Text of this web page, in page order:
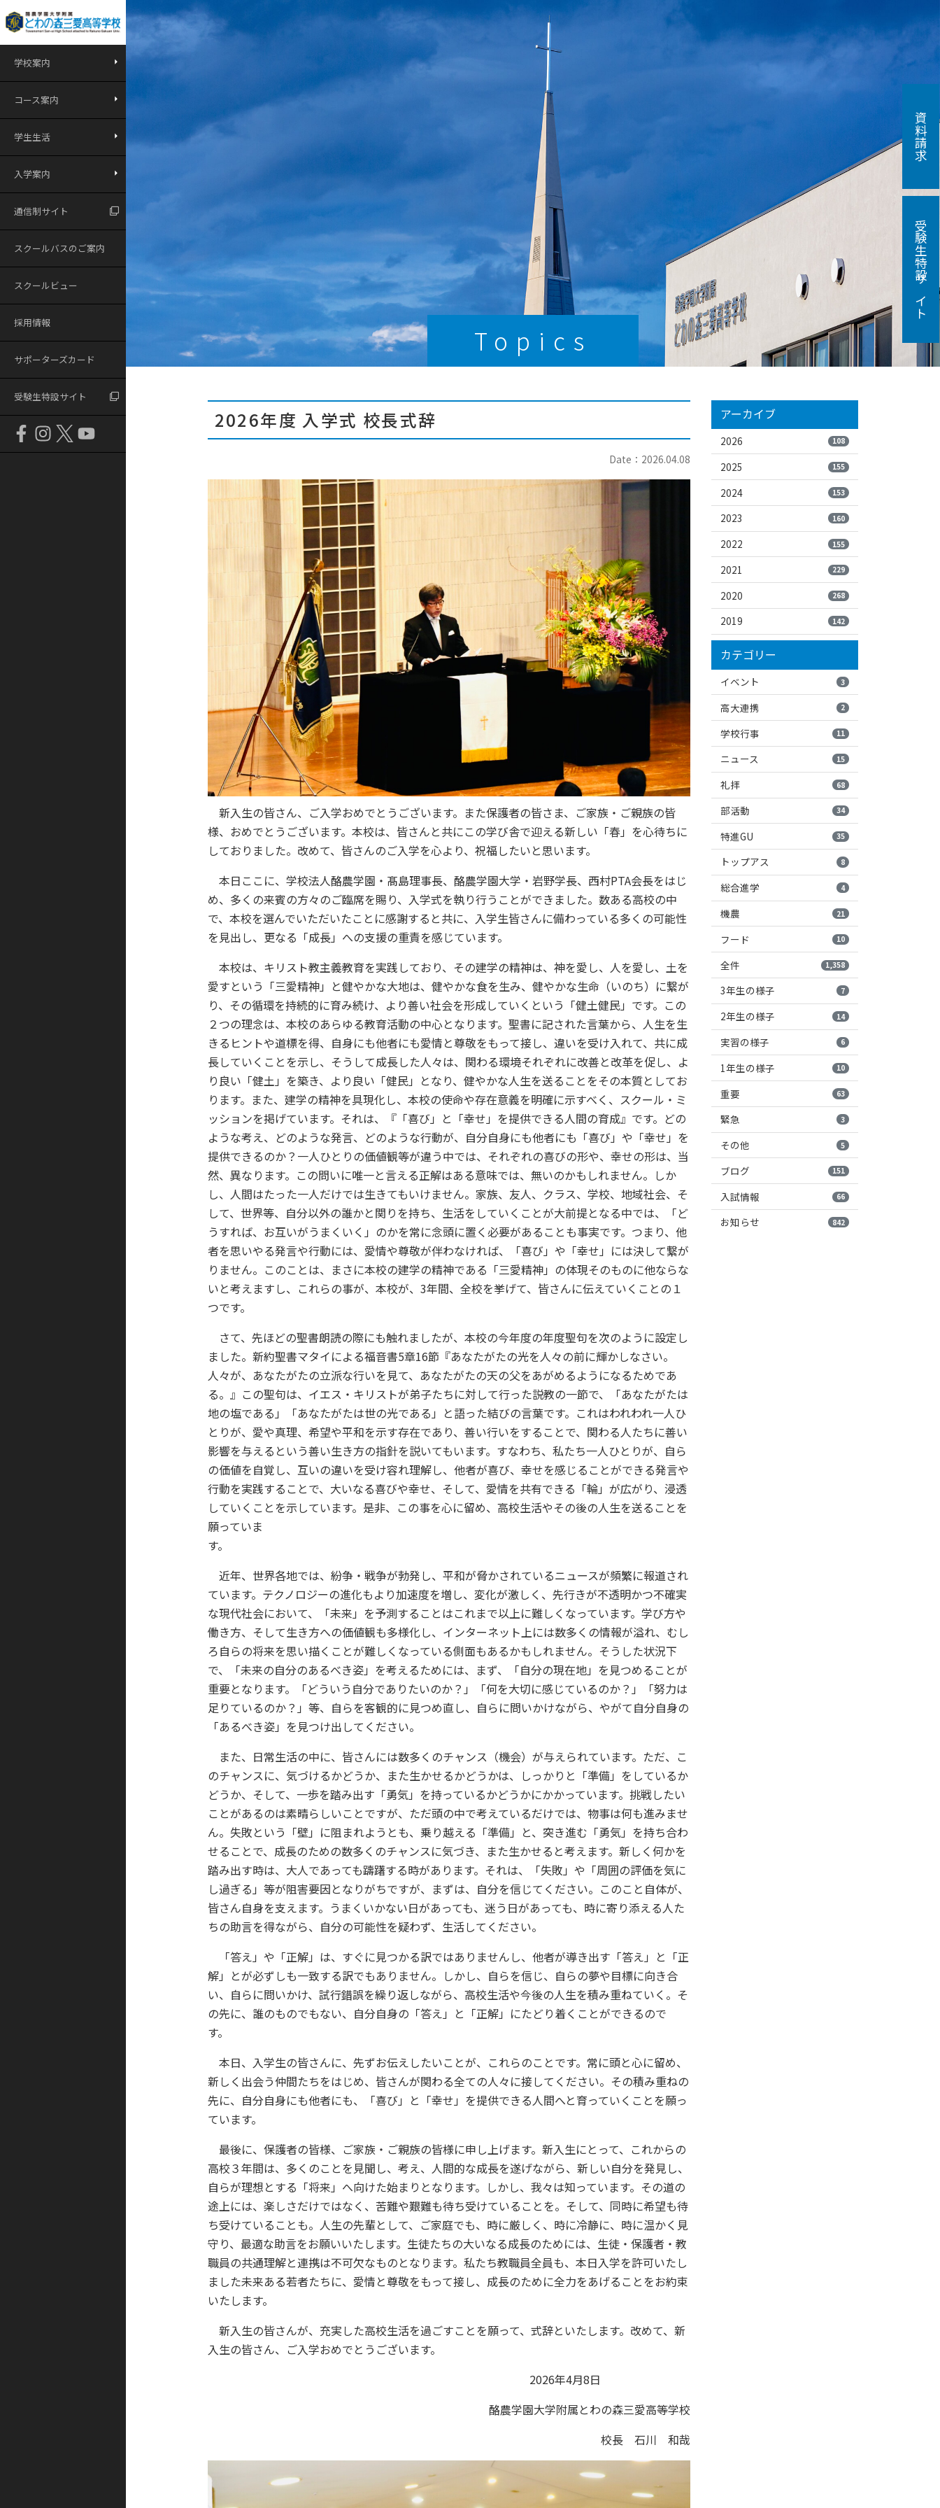
学校案内
コース案内
学生生活
入学案内
通信制サイト
スクールバスのご案内
スクールビュー
採用情報
サポーターズカード
受験生特設サイト
Topics
2026年度 入学式 校長式辞
Date：2026.04.08
新入生の皆さん、ご入学おめでとうございます。また保護者の皆さま、ご家族・ご親族の皆
様、おめでとうございます。本校は、皆さんと共にこの学び舎で迎える新しい「春」を心待ちに
しておりました。改めて、皆さんのご入学を心より、祝福したいと思います。
本日ここに、学校法人酪農学園・髙島理事長、酪農学園大学・岩野学長、西村PTA会長をはじ
め、多くの来賓の方々のご臨席を賜り、入学式を執り行うことができました。数ある高校の中
で、本校を選んでいただいたことに感謝すると共に、入学生皆さんに備わっている多くの可能性
を見出し、更なる「成長」への支援の重責を感じています。
本校は、キリスト教主義教育を実践しており、その建学の精神は、神を愛し、人を愛し、土を
愛すという「三愛精神」と健やかな大地は、健やかな食を生み、健やかな生命（いのち）に繋が
り、その循環を持続的に育み続け、より善い社会を形成していくという「健土健民」です。この
２つの理念は、本校のあらゆる教育活動の中心となります。聖書に記された言葉から、人生を生
きるヒントや道標を得、自身にも他者にも愛情と尊敬をもって接し、違いを受け入れて、共に成
長していくことを示し、そうして成長した人々は、関わる環境それぞれに改善と改革を促し、よ
り良い「健土」を築き、より良い「健民」となり、健やかな人生を送ることをその本質としてお
ります。また、建学の精神を具現化し、本校の使命や存在意義を明確に示すべく、スクール・ミ
ッションを掲げています。それは、『「喜び」と「幸せ」を提供できる人間の育成』です。どの
ような考え、どのような発言、どのような行動が、自分自身にも他者にも「喜び」や「幸せ」を
提供できるのか？一人ひとりの価値観等が違う中では、それぞれの喜びの形や、幸せの形は、当
然、異なります。この問いに唯一と言える正解はある意味では、無いのかもしれません。しか
し、人間はたった一人だけでは生きてもいけません。家族、友人、クラス、学校、地域社会、そ
して、世界等、自分以外の誰かと関りを持ち、生活をしていくことが大前提となる中では、「ど
うすれば、お互いがうまくいく」のかを常に念頭に置く必要があることも事実です。つまり、他
者を思いやる発言や行動には、愛情や尊敬が伴わなければ、「喜び」や「幸せ」には決して繋が
りません。このことは、まさに本校の建学の精神である「三愛精神」の体現そのものに他ならな
いと考えますし、これらの事が、本校が、3年間、全校を挙げて、皆さんに伝えていくことの１
つです。
さて、先ほどの聖書朗読の際にも触れましたが、本校の今年度の年度聖句を次のように設定し
ました。新約聖書マタイによる福音書5章16節『あなたがたの光を人々の前に輝かしなさい。
人々が、あなたがたの立派な行いを見て、あなたがたの天の父をあがめるようになるためであ
る。』この聖句は、イエス・キリストが弟子たちに対して行った説教の一節で、「あなたがたは
地の塩である」「あなたがたは世の光である」と語った結びの言葉です。これはわれわれ一人ひ
とりが、愛や真理、希望や平和を示す存在であり、善い行いをすることで、関わる人たちに善い
影響を与えるという善い生き方の指針を説いてもいます。すなわち、私たち一人ひとりが、自ら
の価値を自覚し、互いの違いを受け容れ理解し、他者が喜び、幸せを感じることができる発言や
行動を実践することで、大いなる喜びや幸せ、そして、愛情を共有できる「輪」が広がり、浸透
していくことを示しています。是非、この事を心に留め、高校生活やその後の人生を送ることを
願っていま
す
近年、世界各地では、紛争・戦争が勃発し、平和が脅かされているニュースが頻繁に報道され
ています。テクノロジーの進化もより加速度を増し、変化が激しく、先行きが不透明かつ不確実
な現代社会において、「未来」を予測することはこれまで以上に難しくなっています。学び方や
働き方、そして生き方への価値観も多様化し、インターネット上には数多くの情報が溢れ、むし
ろ自らの将来を思い描くことが難しくなっている側面もあるかもしれません。そうした状況下
で、「未来の自分のあるべき姿」を考えるためには、まず、「自分の現在地」を見つめることが
重要となります。「どういう自分でありたいのか？」「何を大切に感じているのか？」「努力は
足りているのか？」等、自らを客観的に見つめ直し、自らに問いかけながら、やがて自分自身の
「あるべき姿」を見つけ出してください。
また、日常生活の中に、皆さんには数多くのチャンス（機会）が与えられています。ただ、こ
のチャンスに、気づけるかどうか、また生かせるかどうかは、しっかりと「準備」をしているか
どうか、そして、一歩を踏み出す「勇気」を持っているかどうかにかかっています。挑戦したい
ことがあるのは素晴らしいことですが、ただ頭の中で考えているだけでは、物事は何も進みませ
ん。失敗という「壁」に阻まれようとも、乗り越える「準備」と、突き進む「勇気」を持ち合わ
せることで、成長のための数多くのチャンスに気づき、また生かせると考えます。新しく何かを
踏み出す時は、大人であっても躊躇する時があります。それは、「失敗」や「周囲の評価を気に
し過ぎる」等が阻害要因となりがちですが、まずは、自分を信じてください。このこと自体が、
皆さん自身を支えます。うまくいかない日があっても、迷う日があっても、時に寄り添える人た
ちの助言を得ながら、自分の可能性を疑わず、生活してください。
「答え」や「正解」は、すぐに見つかる訳ではありませんし、他者が導き出す「答え」と「正
解」とが必ずしも一致する訳でもありません。しかし、自らを信じ、自らの夢や目標に向き合
い、自らに問いかけ、試行錯誤を繰り返しながら、高校生活や今後の人生を積み重ねていく。そ
の先に、誰のものでもない、自分自身の「答え」と「正解」にたどり着くことができるので
す。
本日、入学生の皆さんに、先ずお伝えしたいことが、これらのことです。常に頭と心に留め、
新しく出会う仲間たちをはじめ、皆さんが関わる全ての人々に接してください。その積み重ねの
先に、自分自身にも他者にも、「喜び」と「幸せ」を提供できる人間へと育っていくことを願っ
ています。
最後に、保護者の皆様、ご家族・ご親族の皆様に申し上げます。新入生にとって、これからの
高校３年間は、多くのことを見聞し、考え、人間的な成長を遂げながら、新しい自分を発見し、
自らが理想とする「将来」へ向けた始まりとなります。しかし、我々は知っています。その道の
途上には、楽しさだけではなく、苦難や艱難も待ち受けていることを。そして、同時に希望も待
ち受けていることも。人生の先輩として、ご家庭でも、時に厳しく、時に冷静に、時に温かく見
守り、最適な助言をお願いいたします。生徒たちの大いなる成長のためには、生徒・保護者・教
職員の共通理解と連携は不可欠なものとなります。私たち教職員全員も、本日入学を許可いたし
ました未来ある若者たちに、愛情と尊敬をもって接し、成長のために全力をあげることをお約束
いたします。
新入生の皆さんが、充実した高校生活を過ごすことを願って、式辞といたします。改めて、新
入生の皆さん、ご入学おめでとうございます。
2026年4月8日
酪農学園大学附属とわの森三愛高等学校
校長 石川 和哉
アーカイブ
2026 108
2025 155
2024 153
2023 160
2022 155
2021 229
2020 268
2019 142
カテゴリー
イベント 3
高大連携 2
学校行事 11
ニュース 15
礼拝 68
部活動 34
特進GU 35
トップアス 8
総合進学 4
機農 21
フード 10
全件 1,358
3年生の様子 7
2年生の様子 14
実習の様子 6
1年生の様子 10
重要 63
緊急 3
その他 5
ブログ 151
入試情報 66
お知らせ 842
資料請求
受験生特設サイト